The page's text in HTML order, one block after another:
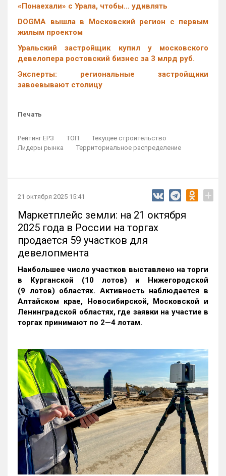
«Понаехали» с Урала, чтобы… удивлять
DOGMA вышла в Московский регион с первым
жилым проектом
Уральский застройщик купил у московского
девелопера ростовский бизнес за 3 млрд руб.
Эксперты: региональные застройщики
завоевывают столицу
Печать
Рейтинг ЕРЗ ТОП
Текущее строительство
Лидеры рынка
Территориальное распределение
21 октября 2025 15:41 +
Маркетплейс земли: на 21 октября
2025 года в России на торгах
продается 59 участков для
девелопмента
Наибольшее число участков выставлено на торги
в Курганской (10 лотов) и Нижегородской
(9 лотов) областях. Активность наблюдается в
Алтайском крае, Новосибирской, Московской и
Ленинградской областях, где заявки на участие в
торгах принимают по 2—4 лотам.